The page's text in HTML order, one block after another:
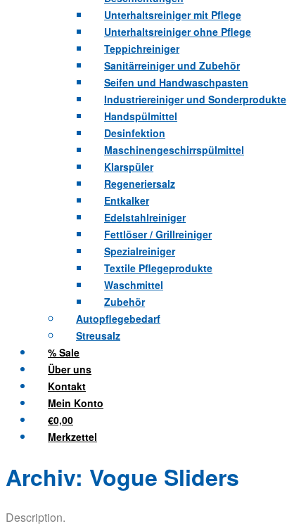
Unterhaltsreiniger mit Pflege
Unterhaltsreiniger ohne Pflege
Teppichreiniger
Sanitärreiniger und Zubehör
Seifen und Handwaschpasten
Industriereiniger und Sonderprodukte
Handspülmittel
Desinfektion
Maschinengeschirrspülmittel
Klarspüler
Regeneriersalz
Entkalker
Edelstahlreiniger
Fettlöser / Grillreiniger
Spezialreiniger
Textile Pflegeprodukte
Waschmittel
Zubehör
Autopflegebedarf
Streusalz
% Sale
Über uns
Kontakt
Mein Konto
€0,00
Merkzettel
Archiv: Vogue Sliders
Description.